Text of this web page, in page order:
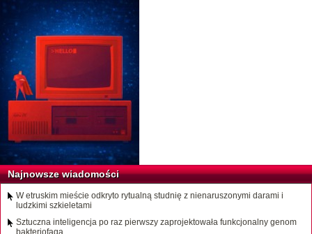
Najnowsze wiadomości
W etruskim mieście odkryto rytualną studnię z nienaruszonymi darami i
ludzkimi szkieletami
Sztuczna inteligencja po raz pierwszy zaprojektowała funkcjonalny genom